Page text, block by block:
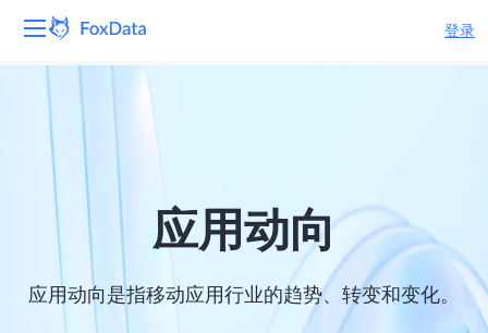
登录
产品
解决方案 应用动向
应用动向是指移动应用行业的趋势、转变和变化。